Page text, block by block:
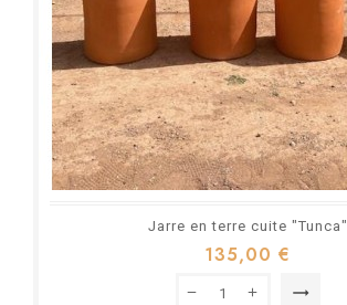
Jarre en terre cuite "Tunca"
135,00 €
trending_flat